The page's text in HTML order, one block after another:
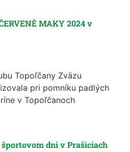
MAKY 2024 v
Topoľčany Zväzu
pri pomníku padlých
v Topoľčanoch
dni v Prašiciach